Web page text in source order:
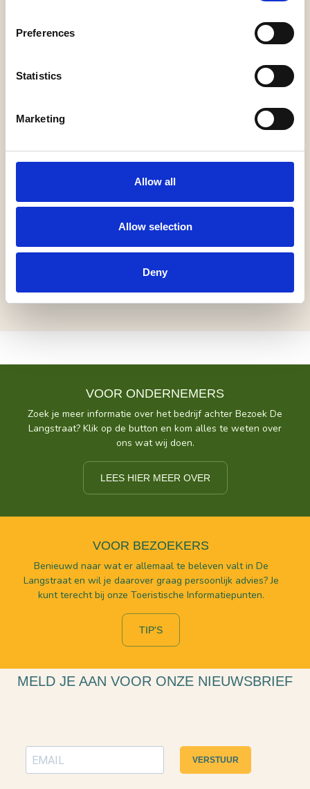
Preferences
Statistics
Marketing
Allow all
Allow selection
Deny
stijl. Onweerstaanbaar grappig.” - De Standaard
niveau. Subtiele humor, zelfbewuste bravoure,
inclusief (pauze)drankje | geen korting
VOOR ONDERNEMERS
Zoek je meer informatie over het bedrijf achter Bezoek De
Langstraat? Klik op de button en kom alles te weten over
ons wat wij doen.
LEES HIER MEER OVER
VOOR BEZOEKERS
Benieuwd naar wat er allemaal te beleven valt in De
Langstraat en wil je daarover graag persoonlijk advies? Je
kunt terecht bij onze Toeristische Informatiepunten.
TIP'S
MELD JE AAN VOOR ONZE NIEUWSBRIEF
VERSTUUR